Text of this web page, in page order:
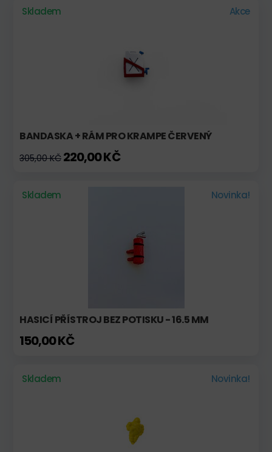
Skladem Akce
BANDASKA + RÁM PRO KRAMPE ČERVENÝ
305,00 KČ 220,00 KČ
Skladem Novinka!
HASICÍ PŘÍSTROJ BEZ POTISKU - 16.5 MM
150,00 KČ
Skladem Novinka!